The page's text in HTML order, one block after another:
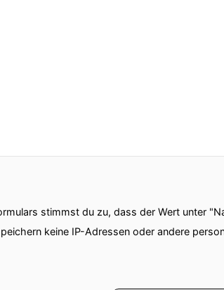
stimmst du zu, dass der Wert unter
keine IP-Adressen oder andere